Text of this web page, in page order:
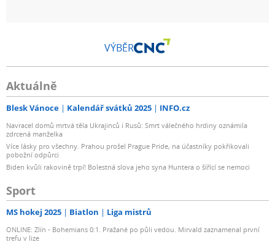
VÝBĚR
Aktuálně
Blesk Vánoce Kalendář svátků 2025 INFO.cz
Navracel domů mrtvá těla Ukrajinců i Rusů: Smrt válečného hrdiny oznámila
zdrcená manželka
Více lásky pro všechny. Prahou prošel Prague Pride, na účastníky pokřikovali
pobožní odpůrci
Biden kvůli rakovině trpí! Bolestná slova jeho syna Huntera o šířící se nemoci
Sport
MS hokej 2025 Biatlon Liga mistrů
ONLINE: Zlín - Bohemians 0:1. Pražané po půli vedou. Mirvald zaznamenal první
trefu v lize